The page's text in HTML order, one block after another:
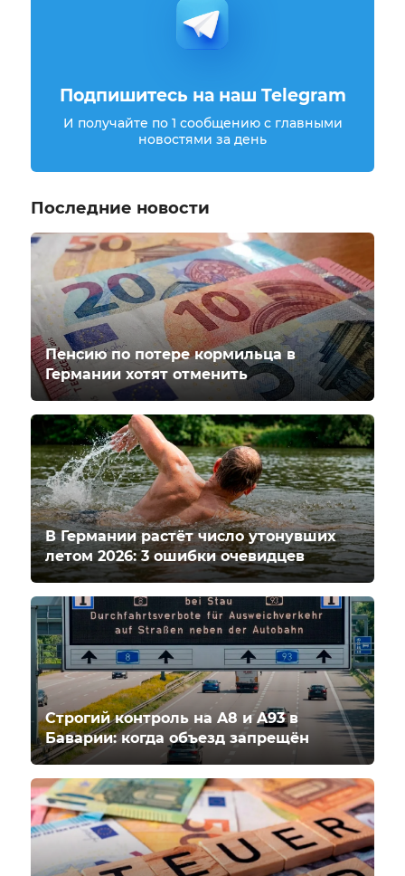
Подпишитесь на наш Telegram
И получайте по 1 сообщению с главными
новостями за день
Последние новости
Пенсию по потере кормильца в
Германии хотят отменить
В Германии растёт число утонувших
летом 2026: 3 ошибки очевидцев
Строгий контроль на A8 и A93 в
Баварии: когда объезд запрещён